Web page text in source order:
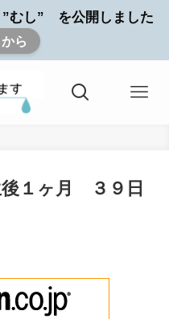
むし” を公開しました
ら
１ヶ月 ３９日